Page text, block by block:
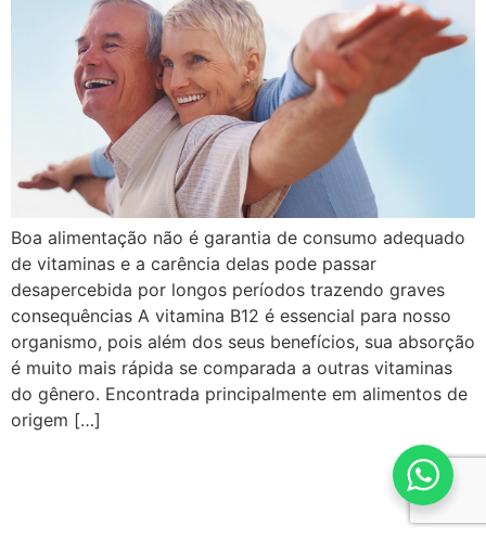
Boa alimentação não é garantia de consumo adequado
de vitaminas e a carência delas pode passar
desapercebida por longos períodos trazendo graves
consequências A vitamina B12 é essencial para nosso
organismo, pois além dos seus benefícios, sua absorção
é muito mais rápida se comparada a outras vitaminas
do gênero. Encontrada principalmente em alimentos de
origem […]